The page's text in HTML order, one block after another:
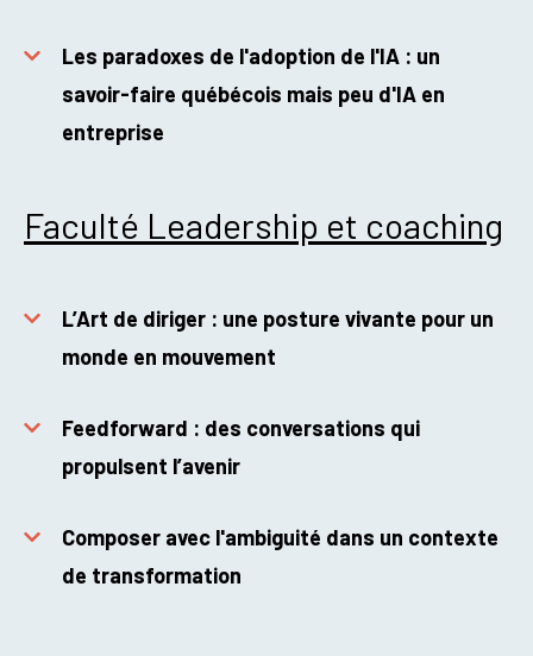
Les paradoxes de l'adoption de l'IA : un
savoir-faire québécois mais peu d'IA en
entreprise
Faculté Leadership et coaching
L’Art de diriger : une posture vivante pour un
monde en mouvement
Feedforward : des conversations qui
propulsent l’avenir
Composer avec l'ambiguité dans un contexte
de transformation